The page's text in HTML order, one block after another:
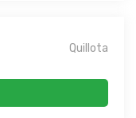
Quillota